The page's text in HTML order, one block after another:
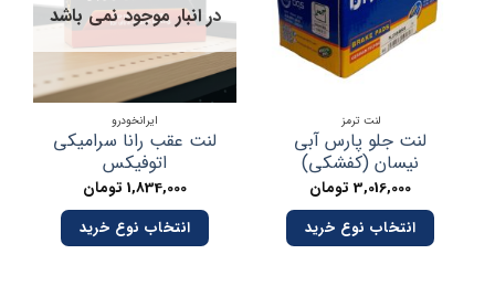
لنت ترمز
لنت جلو پارس آبی
نیسان (کفشکی)
3,016,000تومان
انتخاب نوع خرید
در انبار موجود نمی باشد
ایرانخودرو
لنت عقب رانا سرامیکی
اتوفیکس
1,834,000تومان
انتخاب نوع خرید